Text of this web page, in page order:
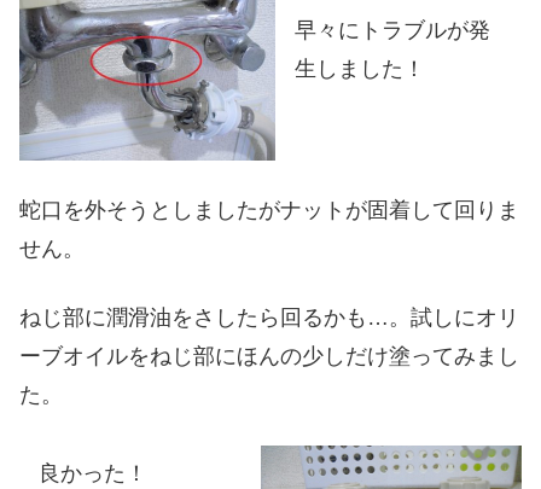
早々にトラブルが発
生しました！
蛇口を外そうとしましたがナットが固着して回りま
せん。
ねじ部に潤滑油をさしたら回るかも…。試しにオリ
ーブオイルをねじ部にほんの少しだけ塗ってみまし
た。
良かった！